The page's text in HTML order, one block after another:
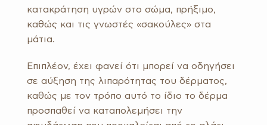
κατακράτηση υγρών στο σώμα, πρήξιμο,
καθώς και τις γνωστές «σακούλες» στα
μάτια.
Επιπλέον, έχει φανεί ότι μπορεί να οδηγήσει
σε αύξηση της λιπαρότητας του δέρματος,
καθώς με τον τρόπο αυτό το ίδιο το δέρμα
προσπαθεί να καταπολεμήσει την